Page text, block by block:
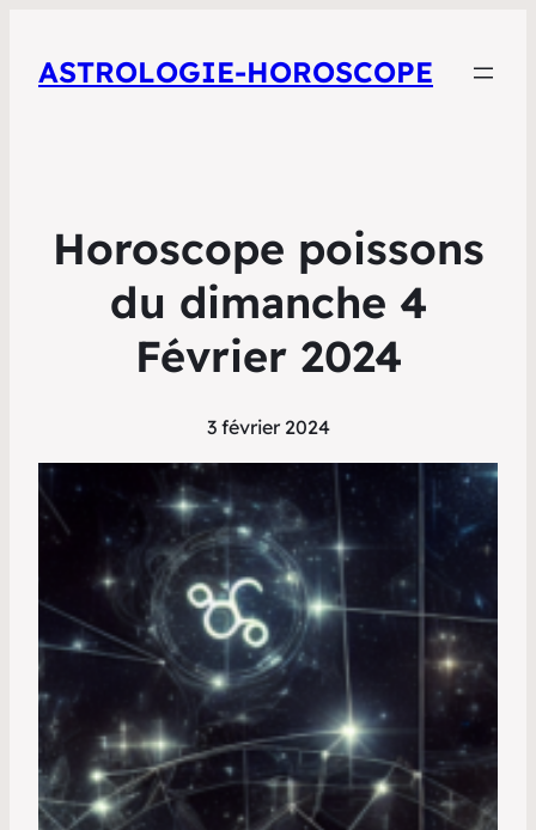
ASTROLOGIE-HOROSCOPE
Horoscope poissons
du dimanche 4
Février 2024
3 février 2024